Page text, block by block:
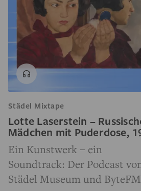
Städel Mixtape
Lotte Laserstein –
Mädchen mit Puderdose,
Ein Kunstwerk – ein
Soundtrack: Der Podcast
Städel Museum und